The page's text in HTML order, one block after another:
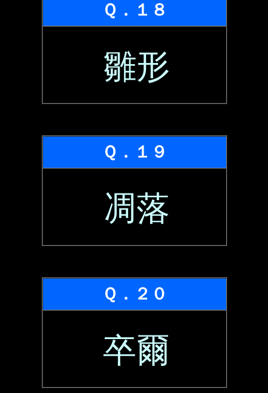
Ｑ．１８
雛形
Ｑ．１９
凋落
Ｑ．２０
卒爾